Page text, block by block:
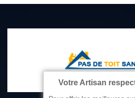
Votre Artisan